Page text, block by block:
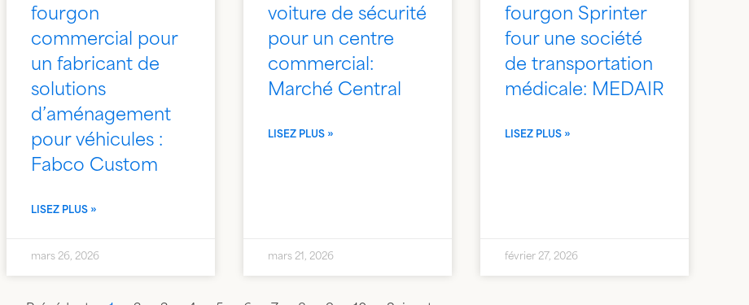
fourgon
commercial pour
un fabricant de
solutions
d’aménagement
pour véhicules :
Fabco Custom
LISEZ PLUS »
mars 26, 2026
voiture de sécurité
pour un centre
commercial:
Marché Central
LISEZ PLUS »
mars 21, 2026
fourgon Sprinter
four une société
de transportation
médicale: MEDAIR
LISEZ PLUS »
février 27, 2026